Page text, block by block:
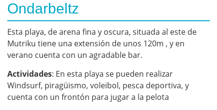
Ondarbeltz
Esta playa, de arena fina y oscura, situada al este de
Mutriku tiene una extensión de unos 120m , y en
verano cuenta con un agradable bar.
Actividades: En esta playa se pueden realizar
Windsurf, piragüismo, voleibol, pesca deportiva, y
cuenta con un frontón para jugar a la pelota